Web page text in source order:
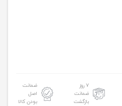
۷ روز
ضمانت
بازگشت
ضمانت
اصل
بودن کالا